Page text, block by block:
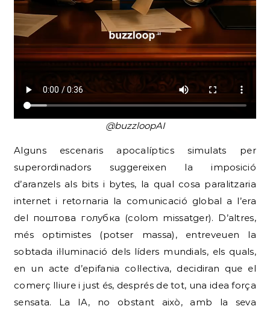
@buzzloopAI
Alguns escenaris apocalíptics simulats per
superordinadors suggereixen la imposició
d’aranzels als bits i bytes, la qual cosa paralitzaria
internet i retornaria la comunicació global a l’era
del поштова голубка (colom missatger). D’altres,
més optimistes (potser massa), entreveuen la
sobtada il·luminació dels líders mundials, els quals,
en un acte d’epifania col·lectiva, decidiran que el
comerç lliure i just és, després de tot, una idea força
sensata. La IA, no obstant això, amb la seva